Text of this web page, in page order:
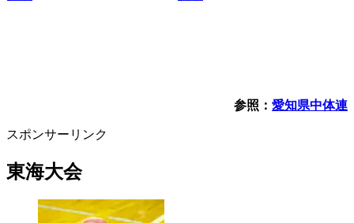
参照： 愛知県中体連
スポンサーリンク
東海大会